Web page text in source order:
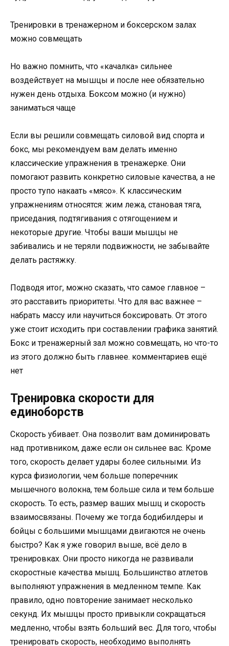
Тренировки в тренажерном и боксерском залах
можно совмещать
Но важно помнить, что «качалка» сильнее
воздействует на мышцы и после нее обязательно
нужен день отдыха. Боксом можно (и нужно)
заниматься чаще
Если вы решили совмещать силовой вид спорта и
бокс, мы рекомендуем вам делать именно
классические упражнения в тренажерке. Они
помогают развить конкретно силовые качества, а не
просто тупо накаать «мясо». К классическим
упражнениям относятся: жим лежа, становая тяга,
приседания, подтягивания с отягощением и
некоторые другие. Чтобы ваши мышцы не
забивались и не теряли подвижности, не забывайте
делать растяжку.
Подводя итог, можно сказать, что самое главное –
это расставить приоритеты. Что для вас важнее –
набрать массу или научиться боксировать. От этого
уже стоит исходить при составлении графика занятий.
Бокс и тренажерный зал можно совмещать, но что-то
из этого должно быть главнее. комментариев ещё
нет
Тренировка скорости для
единоборств
Скорость убивает. Она позволит вам доминировать
над противником, даже если он сильнее вас. Кроме
того, скорость делает удары более сильными. Из
курса физиологии, чем больше поперечник
мышечного волокна, тем больше сила и тем больше
скорость. То есть, размер ваших мышц и скорость
взаимосвязаны. Почему же тогда бодибилдеры и
бойцы с большими мышцами двигаются не очень
быстро? Как я уже говорил выше, всё дело в
тренировках. Они просто никогда не развивали
скоростные качества мышц. Большинство атлетов
выполняют упражнения в медленном темпе. Как
правило, одно повторение занимает несколько
секунд. Их мышцы просто привыкли сокращаться
медленно, чтобы взять больший вес. Для того, чтобы
тренировать скорость, необходимо выполнять